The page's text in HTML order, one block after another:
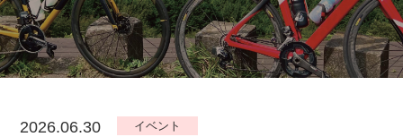
2026.06.30 イベント